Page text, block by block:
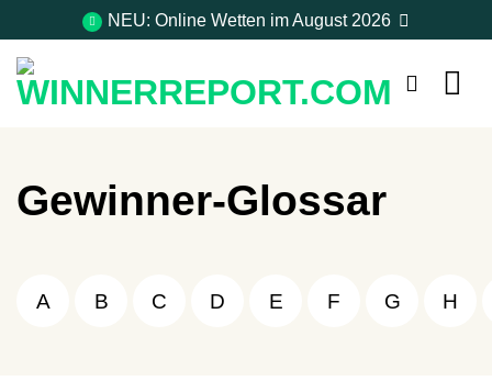
Inhalt
springen
NEU: Online Wetten im August 2026
Gewinner-Glossar
A B C D E F G H